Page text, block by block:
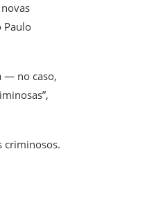
Paulo
— no caso,
criminosos.